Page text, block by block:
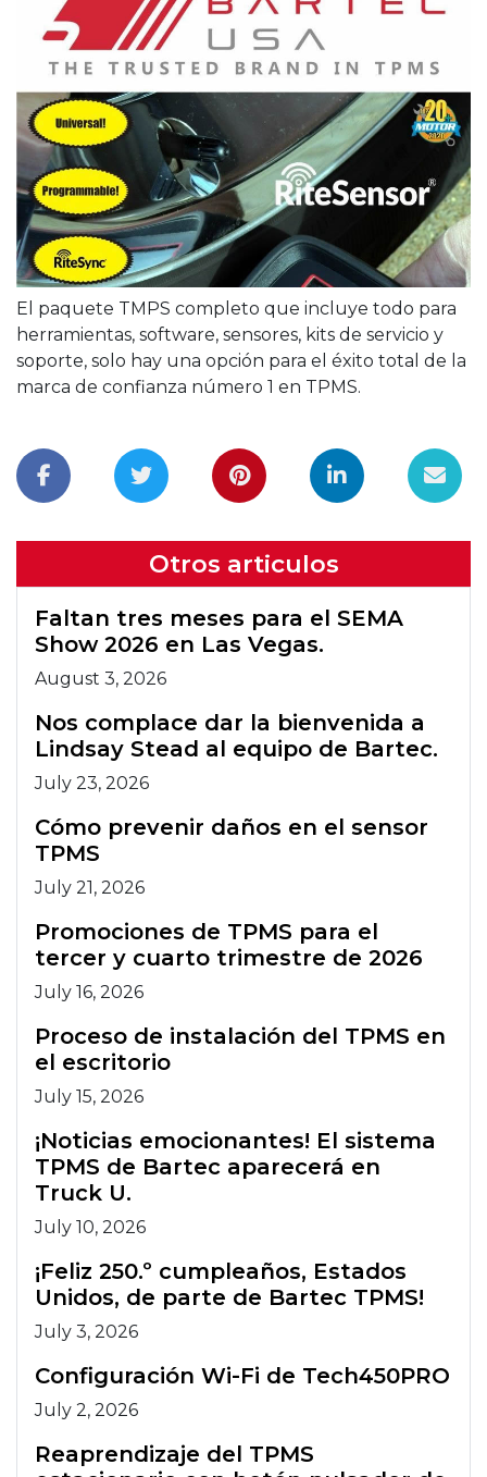
El paquete TMPS completo que incluye todo para
herramientas, software, sensores, kits de servicio y
soporte, solo hay una opción para el éxito total de la
marca de confianza número 1 en TPMS.
Otros articulos
Faltan tres meses para el SEMA
Show 2026 en Las Vegas.
August 3, 2026
Nos complace dar la bienvenida a
Lindsay Stead al equipo de Bartec.
July 23, 2026
Cómo prevenir daños en el sensor
TPMS
July 21, 2026
Promociones de TPMS para el
tercer y cuarto trimestre de 2026
July 16, 2026
Proceso de instalación del TPMS en
el escritorio
July 15, 2026
¡Noticias emocionantes! El sistema
TPMS de Bartec aparecerá en
Truck U.
July 10, 2026
¡Feliz 250.º cumpleaños, Estados
Unidos, de parte de Bartec TPMS!
July 3, 2026
Configuración Wi-Fi de Tech450PRO
July 2, 2026
Reaprendizaje del TPMS